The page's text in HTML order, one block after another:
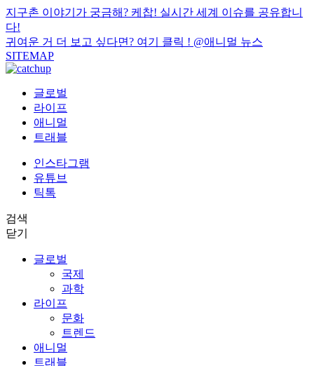
지구촌 이야기가 궁금해? 케찹! 실시간 세계 이슈를 공유합니
다!
귀여운 거 더 보고 싶다면? 여기 클릭 ! @애니멀 뉴스
SITEMAP
글로벌
라이프
애니멀
트래블
인스타그램
유튜브
틱톡
검색
닫기
글로벌
국제
과학
라이프
문화
트렌드
애니멀
트래블